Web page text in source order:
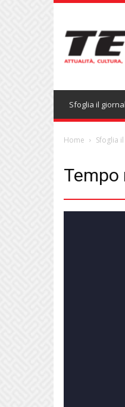
Sfoglia il
Home Sfoglia
Tempo